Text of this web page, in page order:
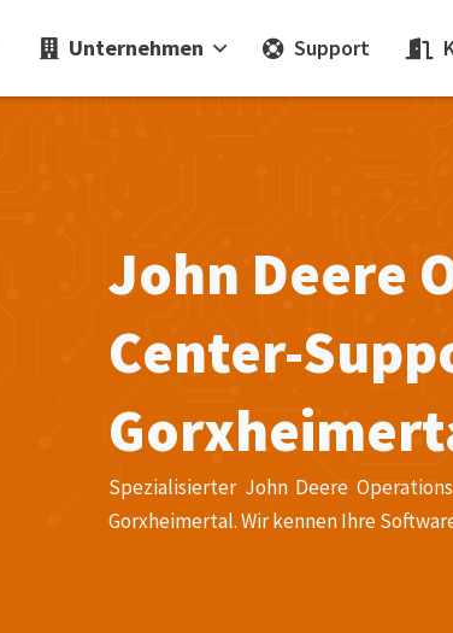
Unternehmen Support
John Deere
Center-
Spezialisierter John Deere
Gorxheimertal. Wir kennen Ihre